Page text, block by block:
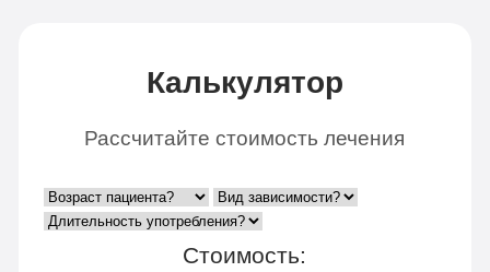
Калькулятор
Рассчитайте стоимость лечения
Стоимость: